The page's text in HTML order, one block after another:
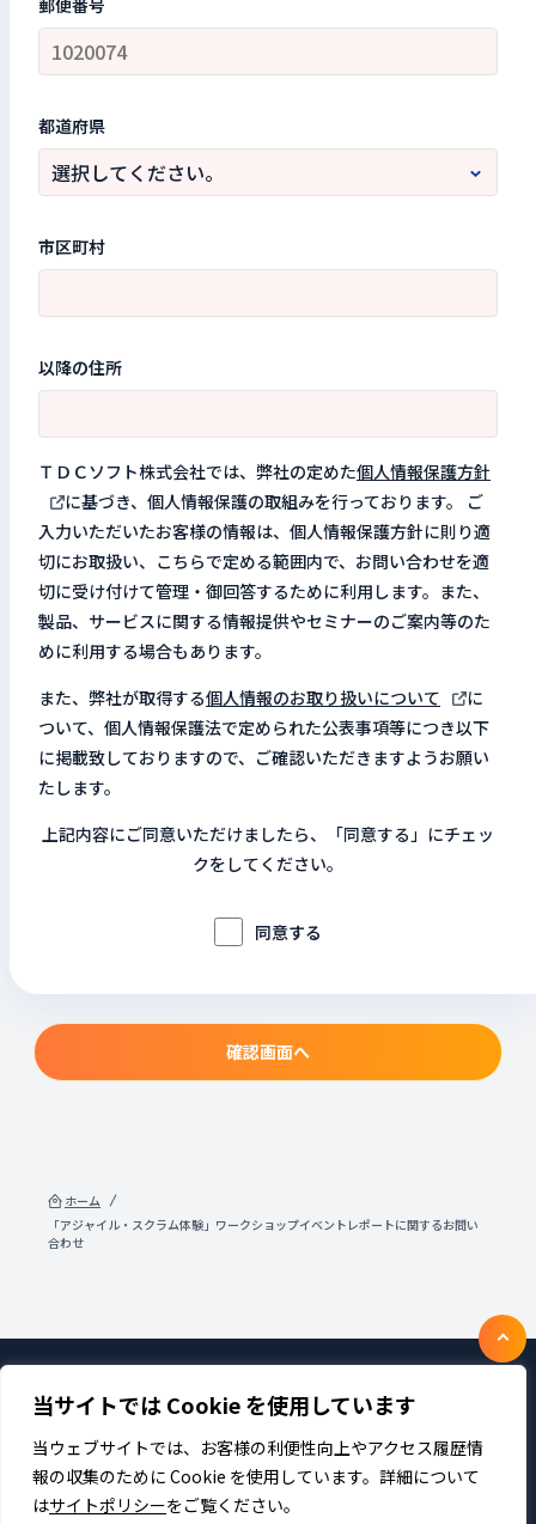
当サイトでは Cookie を使用しています
当ウェブサイトでは、お客様の利便性向上やアクセス履歴情
報の収集のために Cookie を使用しています。詳細について
はサイトポリシーをご覧ください。
郵便番号
都道府県
市区町村
以降の住所
ＴＤＣソフト株式会社では、弊社の定めた個人情報保護方針
に基づき、個人情報保護の取組みを行っております。 ご
入力いただいたお客様の情報は、個人情報保護方針に則り適
切にお取扱い、こちらで定める範囲内で、お問い合わせを適
切に受け付けて管理・御回答するために利用します。また、
製品、サービスに関する情報提供やセミナーのご案内等のた
めに利用する場合もあります。
また、弊社が取得する個人情報のお取り扱いについて
に
ついて、個人情報保護法で定められた公表事項等につき以下
に掲載致しておりますので、ご確認いただきますようお願い
たします。
上記内容にご同意いただけましたら、「同意する」にチェッ
クをしてください。
同意する
確認画面へ
ホーム
「アジャイル・スクラム体験」ワークショップイベントレポートに関するお問い
合わせ
製品・サービス 企業情報
採用
IR情報
ニュース
サステナビリティ
プライバシーポリシー
お問い合わせ